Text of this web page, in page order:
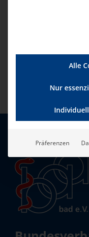
Alle
Nur
Präferenzen